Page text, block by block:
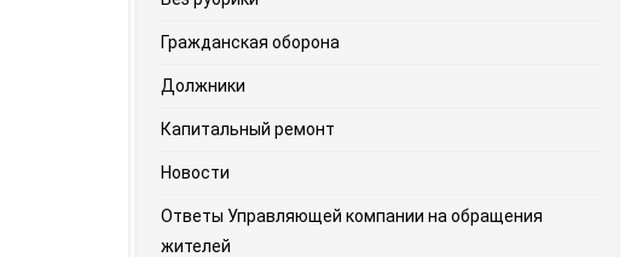
Гражданская оборона
Должники
Капитальный ремонт
Новости
Ответы Управляющей компании на обращения
жителей